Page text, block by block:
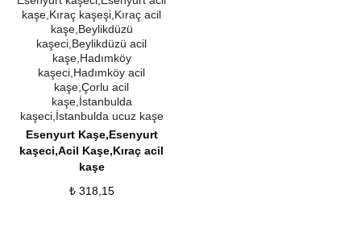
kaşe,Kıraç kaşeşi,Kıraç acil
kaşe,Beylikdüzü
kaşeci,Beylikdüzü acil
kaşe,Hadımköy
kaşeci,Hadımköy acil
kaşe,Çorlu acil
kaşe,İstanbulda
kaşeci,İstanbulda ucuz kaşe
Esenyurt Kaşe,Esenyurt
kaşeci,Acil Kaşe,Kıraç acil
kaşe
₺318,15